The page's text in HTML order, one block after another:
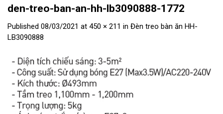
den-treo-ban-an-hh-lb3090888-1772
Published 08/03/2021 at 450 × 211 in Đèn treo bàn ăn HH-
LB3090888